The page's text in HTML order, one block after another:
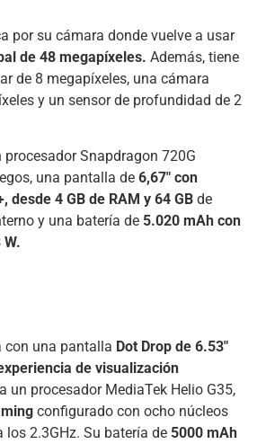
por su cámara donde vuelve a usar
de 48 megapíxeles. Además, tiene
de 8 megapíxeles, una cámara
y un sensor de profundidad de 2
Snapdragon 720G
una pantalla de 6,67″ con
desde 4 GB de RAM y 64 GBde
y una batería de 5.020 mAh con
con una pantalla Dot Drop de 6.53″
de visualización
un procesador MediaTek Helio G35,
configurado con ocho núcleos
los 2.3GHz. Su batería de 5000 mAh